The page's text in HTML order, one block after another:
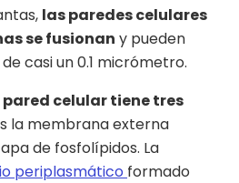
las paredes celulares
se fusionan y pueden
casi un 0.1 micrómetro.
celular tiene tres
la membrana externa
de fosfolípidos. La
periplasmático formado